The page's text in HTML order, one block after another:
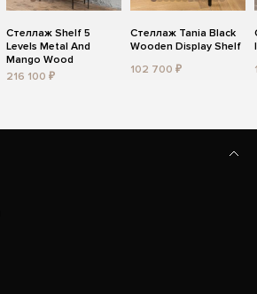
Стеллаж Shelf 5
Levels Metal And
Mango Wood
216 100 ₽
Стеллаж Tania Black
Wooden Display Shelf
102 700 ₽